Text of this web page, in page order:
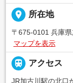
place 所在地
〒675-0101 兵庫
マップを表示
 アクセス
JR加古川駅の北口